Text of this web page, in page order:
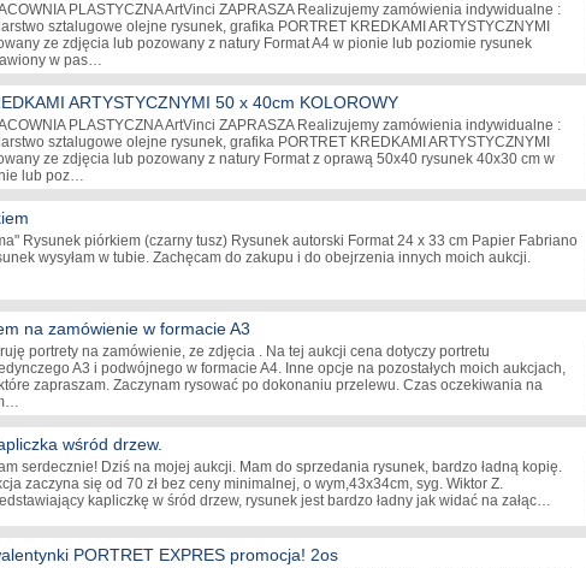
PLASTYCZNA ArtVinci ZAPRASZA Realizujemy zamówienia indywidualne :
sztalugowe olejne rysunek, grafika PORTRET KREDKAMI ARTYSTYCZNYMI
ze zdjęcia lub pozowany z natury Format A4 w pionie lub poziomie rysunek
w pas…
ARTYSTYCZNYMI 50 x 40cm KOLOROWY
PLASTYCZNA ArtVinci ZAPRASZA Realizujemy zamówienia indywidualne :
sztalugowe olejne rysunek, grafika PORTRET KREDKAMI ARTYSTYCZNYMI
ze zdjęcia lub pozowany z natury Format z oprawą 50x40 rysunek 40x30 cm w
lub poz…
Rysunek piórkiem (czarny tusz) Rysunek autorski Format 24 x 33 cm Papier Fabriano
wysyłam w tubie. Zachęcam do zakupu i do obejrzenia innych moich aukcji.
na zamówienie w formacie A3
portrety na zamówienie, ze zdjęcia . Na tej aukcji cena dotyczy portretu
A3 i podwójnego w formacie A4. Inne opcje na pozostałych moich aukcjach,
zapraszam. Zaczynam rysować po dokonaniu przelewu. Czas oczekiwania na
wśród drzew.
serdecznie! Dziś na mojej aukcji. Mam do sprzedania rysunek, bardzo ładną kopię.
zaczyna się od 70 zł bez ceny minimalnej, o wym,43x34cm, syg. Wiktor Z.
kapliczkę w śród drzew, rysunek jest bardzo ładny jak widać na załąc…
PORTRET EXPRES promocja! 2os